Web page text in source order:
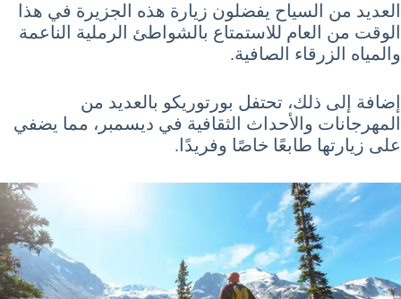
العديد من السياح يفضلون زيارة هذه الجزيرة في هذا
الوقت من العام للاستمتاع بالشواطئ الرملية الناعمة
والمياه الزرقاء الصافية.
إضافة إلى ذلك، تحتفل بورتوريكو بالعديد من
المهرجانات والأحداث الثقافية في ديسمبر، مما يضفي
على زيارتها طابعًا خاصًا وفريدًا.